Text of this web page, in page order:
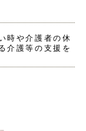
時や介護者の休
介護等の支援を